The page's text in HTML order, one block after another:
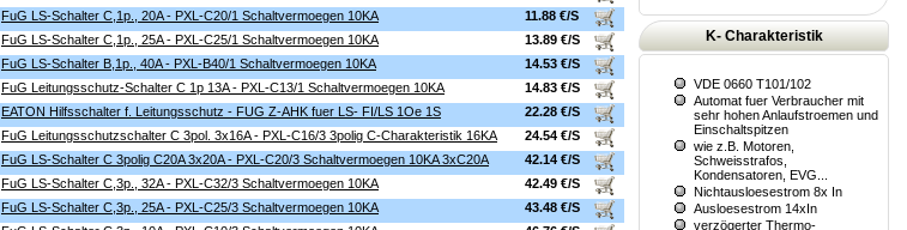
FuG LS-Schalter C,1p., 20A - PXL-C20/1 Schaltvermoegen 10KA
11.88 €/S
FuG LS-Schalter C,1p., 25A - PXL-C25/1 Schaltvermoegen 10KA
13.89 €/S
FuG LS-Schalter B,1p., 40A - PXL-B40/1 Schaltvermoegen 10KA
14.53 €/S
FuG Leitungsschutz-Schalter C 1p 13A - PXL-C13/1 Schaltvermoegen 10KA
14.83 €/S
EATON Hilfsschalter f. Leitungsschutz - FUG Z-AHK fuer LS- FI/LS 1Oe 1S
22.28 €/S
FuG Leitungsschutzschalter C 3pol. 3x16A - PXL-C16/3 3polig C-Charakteristik 16KA
24.54 €/S
FuG LS-Schalter C 3polig C20A 3x20A - PXL-C20/3 Schaltvermoegen 10KA 3xC20A
42.14 €/S
FuG LS-Schalter C,3p., 32A - PXL-C32/3 Schaltvermoegen 10KA
42.49 €/S
FuG LS-Schalter C,3p., 25A - PXL-C25/3 Schaltvermoegen 10KA
43.48 €/S
K- Charakteristik
VDE 0660 T101/102
Automat fuer Verbraucher mit
sehr hohen Anlaufstroemen und
Einschaltspitzen
wie z.B. Motoren,
Schweisstrafos,
Kondensatoren, EVG...
Nichtausloesestrom 8x In
Ausloesestrom 14xIn
verzögerter Thermo-